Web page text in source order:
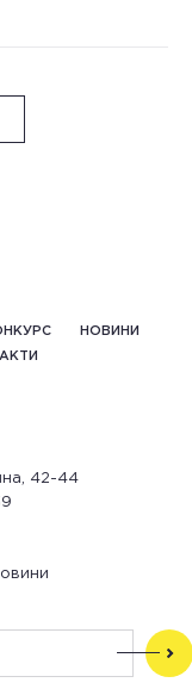
НОВИНИ
42-44